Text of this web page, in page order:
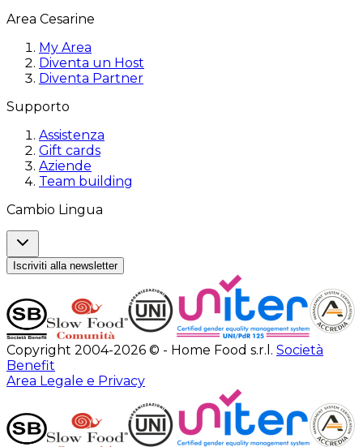
Area Cesarine
My Area
Diventa un Host
Diventa Partner
Supporto
Assistenza
Gift cards
Aziende
Team building
Cambio Lingua
Iscriviti alla newsletter
Copyright 2004-2026 © - Home Food s.r.l. Società
Benefit
Area Legale e Privacy